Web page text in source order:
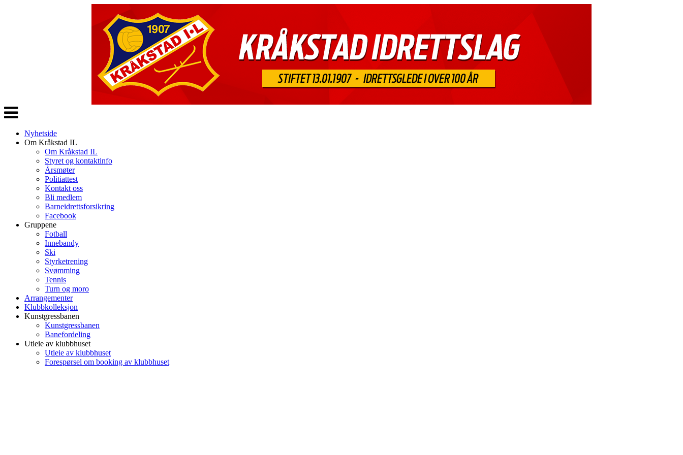
Veksle
navigasjon
Nyhetside
Om Kråkstad IL
Om Kråkstad IL
Styret og kontaktinfo
Årsmøter
Politiattest
Kontakt oss
Bli medlem
Barneidrettsforsikring
Facebook
Gruppene
Fotball
Innebandy
Ski
Styrketrening
Svømming
Tennis
Turn og moro
Arrangementer
Klubbkolleksjon
Kunstgressbanen
Kunstgressbanen
Banefordeling
Utleie av klubbhuset
Utleie av klubbhuset
Forespørsel om booking av klubbhuset